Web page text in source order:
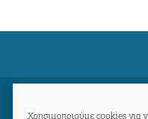
Χρησιμοποιούμε cookies για